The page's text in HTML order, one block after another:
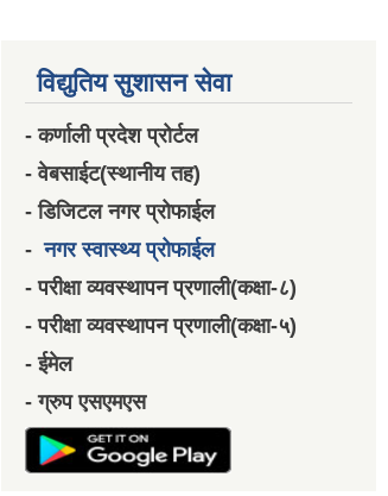
विद्युतिय सुशासन सेवा
- कर्णाली प्रदेश प्रोर्टल
- वेबसाईट(स्थानीय तह)
- डिजिटल नगर प्रोफाईल
-नगर स्वास्थ्य प्रोफाईल
- परीक्षा व्यवस्थापन प्रणाली(कक्षा-८)
- परीक्षा व्यवस्थापन प्रणाली(कक्षा-५)
- ईमेल
- ग्रुप एसएमएस